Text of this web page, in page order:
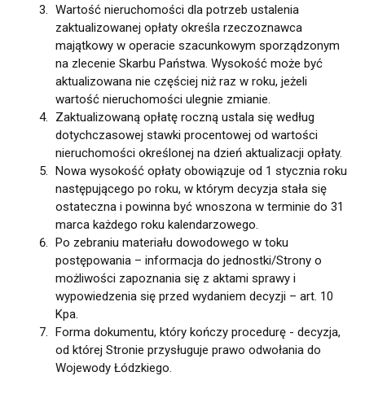
Wartość nieruchomości dla potrzeb ustalenia
zaktualizowanej opłaty określa rzeczoznawca
majątkowy w operacie szacunkowym sporządzonym
na zlecenie Skarbu Państwa. Wysokość może być
aktualizowana nie częściej niż raz w roku, jeżeli
wartość nieruchomości ulegnie zmianie.
Zaktualizowaną opłatę roczną ustala się według
dotychczasowej stawki procentowej od wartości
nieruchomości określonej na dzień aktualizacji opłaty.
Nowa wysokość opłaty obowiązuje od 1 stycznia roku
następującego po roku, w którym decyzja stała się
ostateczna i powinna być wnoszona w terminie do 31
marca każdego roku kalendarzowego.
Po zebraniu materiału dowodowego w toku
postępowania – informacja do jednostki/Strony o
możliwości zapoznania się z aktami sprawy i
wypowiedzenia się przed wydaniem decyzji – art. 10
Kpa.
Forma dokumentu, który kończy procedurę - decyzja,
od której Stronie przysługuje prawo odwołania do
Wojewody Łódzkiego.